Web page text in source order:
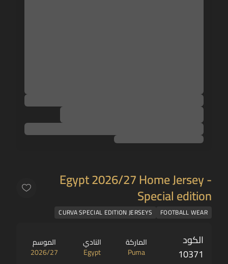
Egypt 2026/27 Home Jersey -
Special edition
FOOTBALL WEAR
CURVA SPECIAL EDITION JERSEYS
الكود
10371
الماركة
Puma
النادي
Egypt
الموسم
2026/27